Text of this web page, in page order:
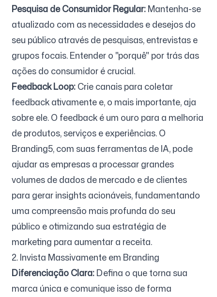
Pesquisa de Consumidor Regular:Mantenha-se
atualizado com as necessidades e desejos do
seu público através de pesquisas, entrevistas e
grupos focais. Entender o "porquê" por trás das
ações do consumidor é crucial.
Feedback Loop:Crie canais para coletar
feedback ativamente e, o mais importante, aja
sobre ele. O feedback é um ouro para a melhoria
de produtos, serviços e experiências. O
Branding5, com suas ferramentas de IA, pode
ajudar as empresas a processar grandes
volumes de dados de mercado e de clientes
para gerar insights acionáveis, fundamentando
uma compreensão mais profunda do seu
público e otimizando sua estratégia de
marketing para aumentar a receita.
2. Invista Massivamente em Branding
Diferenciação Clara:Defina o que torna sua
marca única e comunique isso de forma